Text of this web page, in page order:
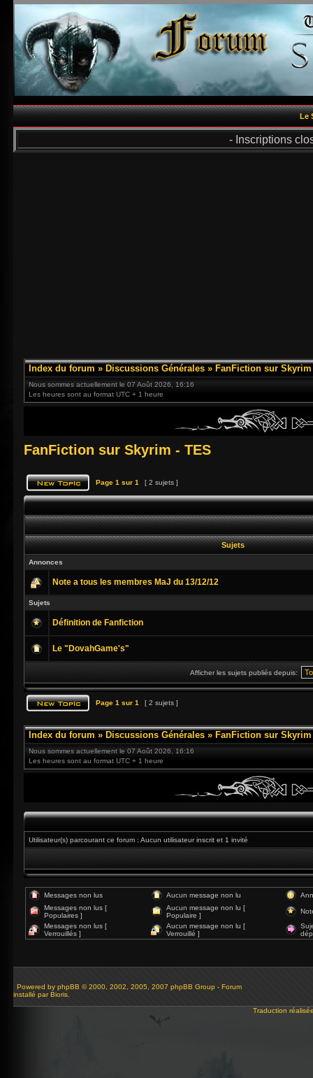
Le
- Inscriptions
Index du forum » Discussions Générales » FanFiction sur Skyrim
Nous sommes actuellement le 07 Août 2026, 16:16
Les heures sont au format UTC + 1 heure
FanFiction sur Skyrim - TES
Page 1 sur 1 [ 2 sujets ]
Sujets
Annonces
Note a tous les membres MaJ du 13/12/12
Sujets
Définition de Fanfiction
Le "DovahGame's"
Afficher les sujets publiés depuis:
Page 1 sur 1 [ 2 sujets ]
Index du forum » Discussions Générales » FanFiction sur Skyrim
Nous sommes actuellement le 07 Août 2026, 16:16
Les heures sont au format UTC + 1 heure
Utilisateur(s) parcourant ce forum : Aucun utilisateur inscrit et 1 invité
Messages non lus Aucun message non lu
Messages non lus [
Populaires ]
Aucun message non lu [
Populaire ]
Messages non lus [
Verrouillés ]
Aucun message non lu [
Verrouillé ]
Powered by phpBB © 2000, 2002, 2005, 2007 phpBB Group - Forum
installé par Bioris.
Traduction